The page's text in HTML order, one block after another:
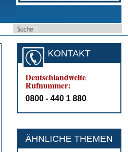
KONTAKT
Deutschlandweite
Rufnummer:
0800 - 440 1 880
ÄHNLICHE THEMEN